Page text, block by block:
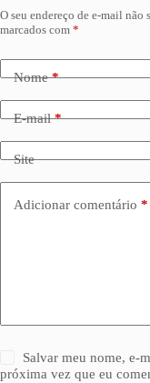
O seu endereço de e-mail não
marcados com *
Nome*
E-mail*
Site
Adicionar comentário *
Salvar meu nome, e-
próxima vez que eu